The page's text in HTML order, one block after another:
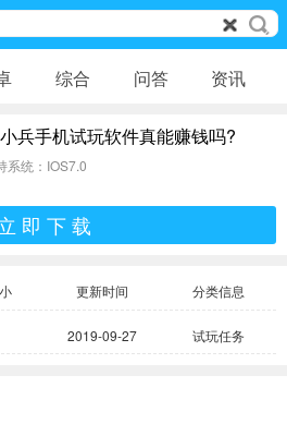
综合 问答 资讯
兵手机试玩软件真能赚钱吗?
统：IOS7.0
即 下 载
更新时间 分类信息
2019-09-27 试玩任务